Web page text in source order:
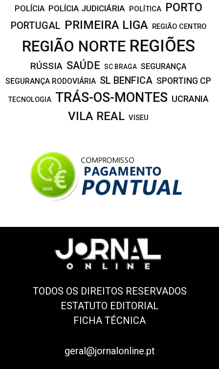
POLÍCIA POLÍCIA JUDICIÁRIA POLÍTICA PORTO
PORTUGAL PRIMEIRA LIGA REGIÃO CENTRO
REGIÃO NORTE REGIÕES
RÚSSIA SAÚDE SC BRAGA SEGURANÇA
SEGURANÇA RODOVIÁRIA SL BENFICA SPORTING CP
TECNOLOGIA TRÁS-OS-MONTES UCRANIA
VILA REAL VISEU
TODOS OS DIREITOS RESERVADOS
ESTATUTO EDITORIAL
FICHA TÉCNICA
geral@jornalonline.pt